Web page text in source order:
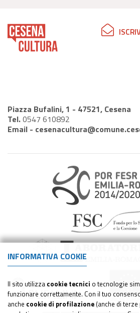
Piazza Bufalini, 1 - 47521, Cesena
Tel.0547 610892
Email -
INFORMATIVA COOKIE
Il sito utilizza cookie tecnici o tecnologie
funzionare correttamente. Con il tuo
anche cookie di profilazione (anche di